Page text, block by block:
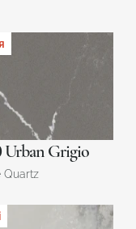
Urban Grigio
Quartz